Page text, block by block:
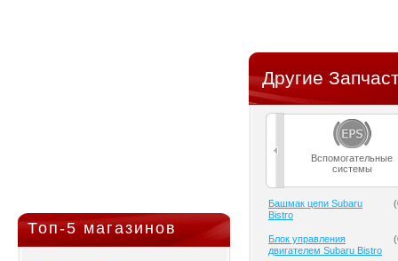
Топ-5 магазинов
Другие
Вспомогательные
системы
Башмак цепи Subaru
Bistro
(
Блок управления
двигателем Subaru Bistro
(